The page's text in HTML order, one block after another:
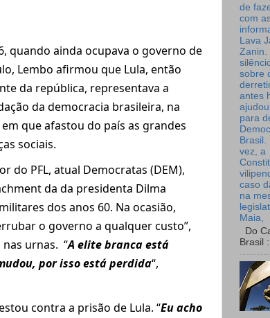
quando ainda ocupava o governo de
Lembo afirmou que Lula, então
da república, representava a
da democracia brasileira, na
que afastou do país as grandes
sociais.
do PFL, atual Democratas (DEM),
da da presidenta Dilma
dos anos 60. Na ocasião,
o governo a qualquer custo”,
urnas. “A elite branca está
por isso está perdida“,
contra a prisão de Lula. “Eu acho
de
com
Lava
Zanin.
sobre
antes
para
Brasil.
vez, a
caso
na
Maia,
Do
Brasil :